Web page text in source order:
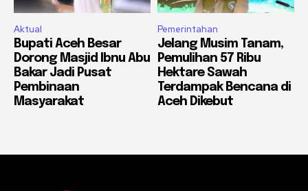
Aktual
Bupati Aceh Besar
Dorong Masjid Ibnu Abu
Bakar Jadi Pusat
Pembinaan
Masyarakat
Pemerintahan
Jelang Musim Tanam,
Pemulihan 57 Ribu
Hektare Sawah
Terdampak Bencana di
Aceh Dikebut